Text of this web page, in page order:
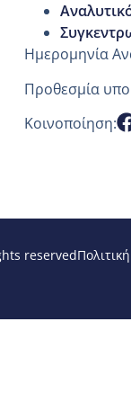
Ημερομηνία
Προθεσμία
Κοινοποίηση:
reserved